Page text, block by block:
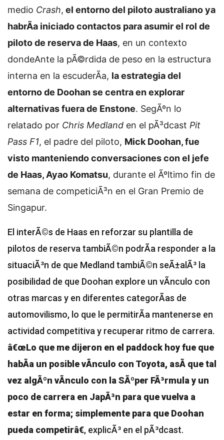
medio Crash, el entorno del piloto australiano ya
habrÃ­a iniciado contactos para asumir el rol de
piloto de reserva de Haas, en un contexto
dondeAnte la pÃ©rdida de peso en la estructura
interna en la escuderÃ­a, la estrategia del
entorno de Doohan se centra en explorar
alternativas fuera de Enstone. SegÃºn lo
relatado por Chris Medland en el pÃ³dcast Pit
Pass F1, el padre del piloto, Mick Doohan, fue
visto manteniendo conversaciones con el jefe
de Haas, Ayao Komatsu, durante el Ãºltimo fin de
semana de competiciÃ³n en el Gran Premio de
Singapur.
El interÃ©s de Haas en reforzar su plantilla de
pilotos de reserva tambiÃ©n podrÃ­a responder a la
situaciÃ³n de que Medland tambiÃ©n seÃ±alÃ³ la
posibilidad de que Doohan explore un vÃ­nculo con
otras marcas y en diferentes categorÃ­as de
automovilismo, lo que le permitirÃ­a mantenerse en
actividad competitiva y recuperar ritmo de carrera.
â€œLo que me dijeron en el paddock hoy fue que
habÃ­a un posible vÃ­nculo con Toyota, asÃ­ que tal
vez algÃºn vÃ­nculo con la SÃºper FÃ³rmula y un
poco de carrera en JapÃ³n para que vuelva a
estar en forma; simplemente para que Doohan
pueda competirâ€, explicÃ³ en el pÃ³dcast.